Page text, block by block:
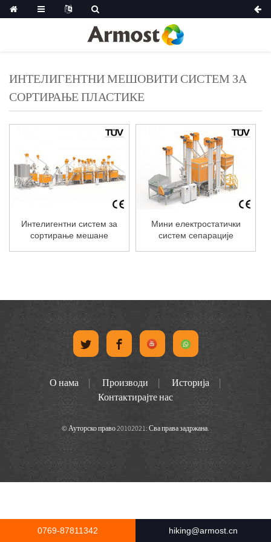
ИНТЕЛИГЕНТНИ МЕШОВИТИ СИСТЕМ ЗА
СОРТИРАЊЕ ПЛАСТИКЕ
Интелигентни систем за
сортирање мешане
Мини електростатички
систем сепарације
О нама Производи
Историја
Контактирајте нас
© Ауторско право 20102021: Сва права задржана.
0769-87811342 hiking@armost.cn